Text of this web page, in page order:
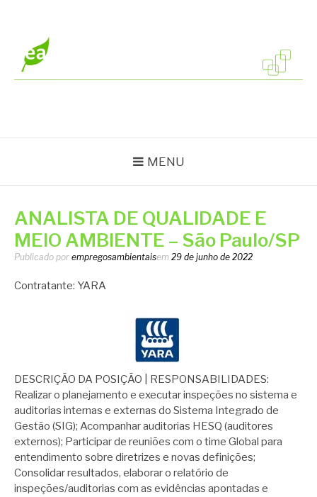
conteúdo
MENU
ANALISTA DE QUALIDADE E
MEIO AMBIENTE – São Paulo/SP
Publicado por empregosambientaisem 29 de junho de 2022
Contratante: YARA
DESCRIÇÃO DA POSIÇÃO | RESPONSABILIDADES:
Realizar o planejamento e executar inspeções no sistema e
auditorias internas e externas do Sistema Integrado de
Gestão (SIG); Acompanhar auditorias HESQ (auditores
externos); Participar de reuniões com o time Global para
entendimento sobre diretrizes e novas definições;
Consolidar resultados, elaborar o relatório de
inspeções/auditorias com as evidências apontadas e